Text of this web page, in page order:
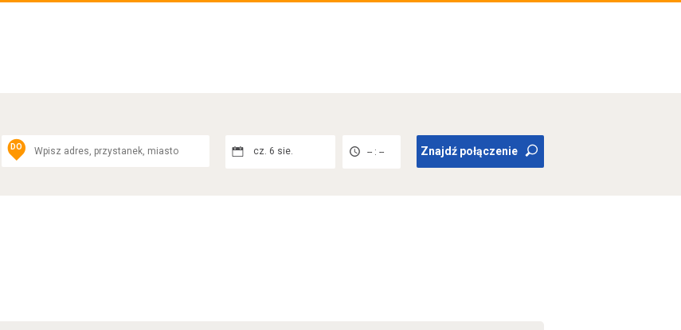
DO cz. 6 sie. -- : -- Znajdź połączenie